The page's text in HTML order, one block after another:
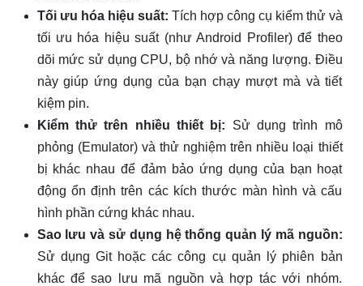
Tối ưu hóa hiệu suất: Tích hợp công cụ kiểm thử và
tối ưu hóa hiệu suất (như Android Profiler) để theo
dõi mức sử dụng CPU, bộ nhớ và năng lượng. Điều
này giúp ứng dụng của bạn chạy mượt mà và tiết
kiệm pin.
Kiểm thử trên nhiều thiết bị: Sử dụng trình mô
phỏng (Emulator) và thử nghiệm trên nhiều loại thiết
bị khác nhau để đảm bảo ứng dụng của bạn hoạt
động ổn định trên các kích thước màn hình và cấu
hình phần cứng khác nhau.
Sao lưu và sử dụng hệ thống quản lý mã nguồn:
Sử dụng Git hoặc các công cụ quản lý phiên bản
khác để sao lưu mã nguồn và hợp tác với nhóm.